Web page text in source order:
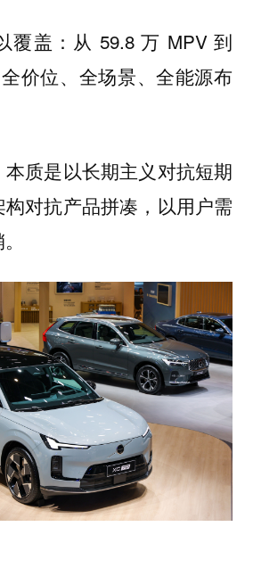
覆盖：从 59.8 万 MPV 到
价位、全场景、全能源布
质是以长期主义对抗短期
对抗产品拼凑，以用户需